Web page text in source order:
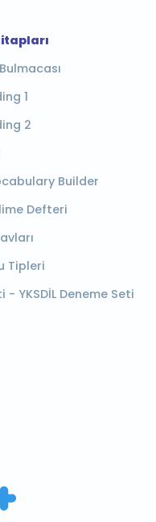
1
2
Builder
Defteri
Tipleri
- YKSDİL Deneme Seti